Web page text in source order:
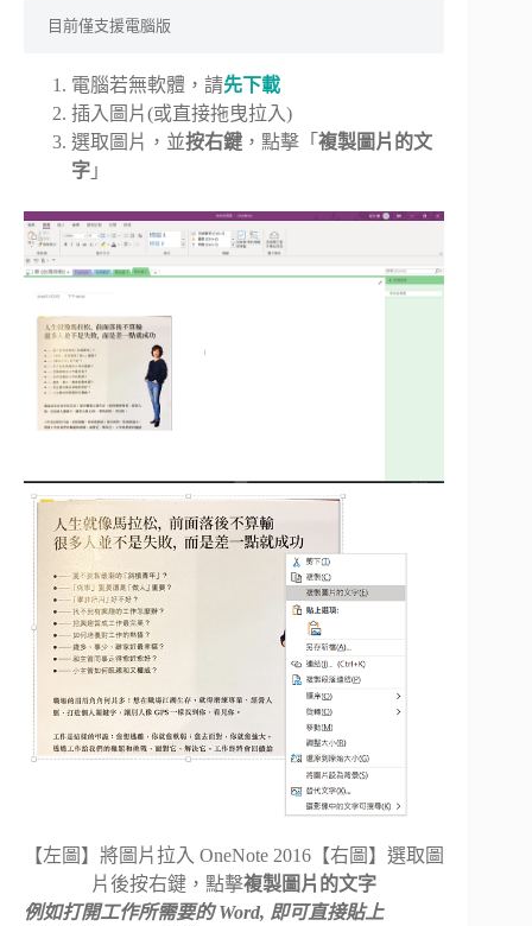
目前僅支援電腦版
電腦若無軟體，請先下載
插入圖片(或直接拖曳拉入)
選取圖片，並按右鍵 ，點擊「 複製圖片的文
字 」
【左圖】將圖片拉入 OneNote 2016【右圖】選取圖
片後按右鍵，點擊複製圖片的文字
例如打開工作所需要的 Word, 即可直接貼上